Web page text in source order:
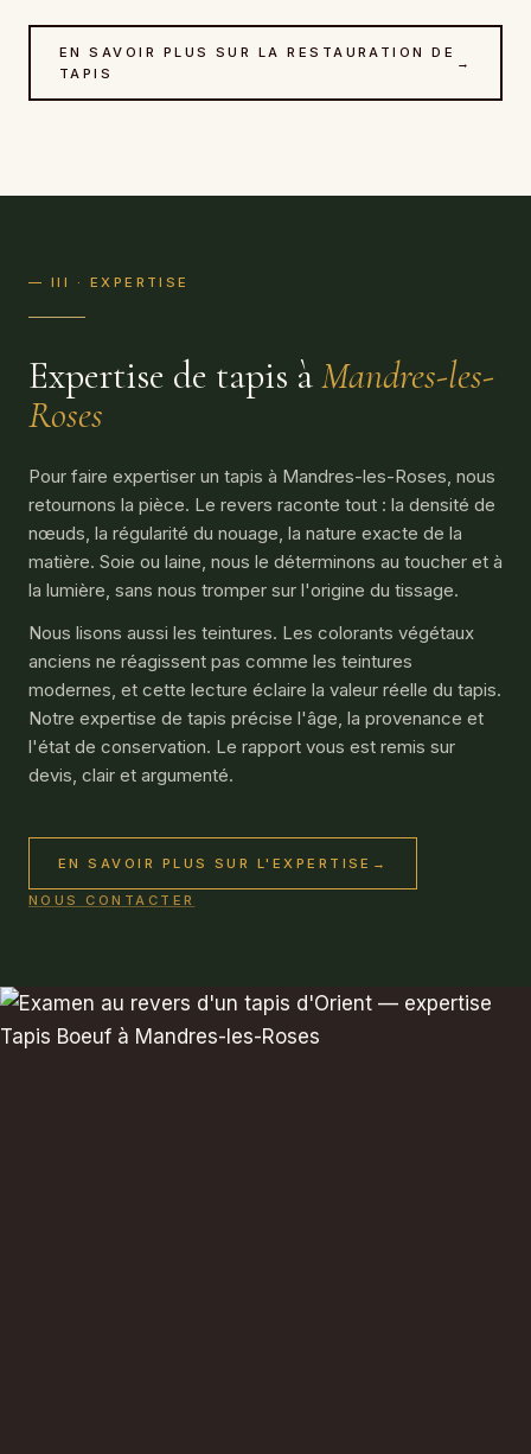
EN SAVOIR PLUS SUR LA RESTAURATION DE
TAPIS
→
— III · EXPERTISE
Expertise de tapis àMandres-les-
Roses
Pour faire expertiser un tapis à Mandres-les-Roses, nous
retournons la pièce. Le revers raconte tout : la densité de
nœuds, la régularité du nouage, la nature exacte de la
matière. Soie ou laine, nous le déterminons au toucher et à
la lumière, sans nous tromper sur l'origine du tissage.
Nous lisons aussi les teintures. Les colorants végétaux
anciens ne réagissent pas comme les teintures
modernes, et cette lecture éclaire la valeur réelle du tapis.
Notre expertise de tapis précise l'âge, la provenance et
l'état de conservation. Le rapport vous est remis sur
devis, clair et argumenté.
EN SAVOIR PLUS SUR L'EXPERTISE →
NOUS CONTACTER